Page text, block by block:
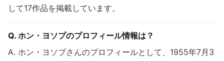
して17作品を掲載しています。
Q. ホン・ヨソプのプロフィール情報は？
A. ホン・ヨソプさんのプロフィールとして、1955年7月3